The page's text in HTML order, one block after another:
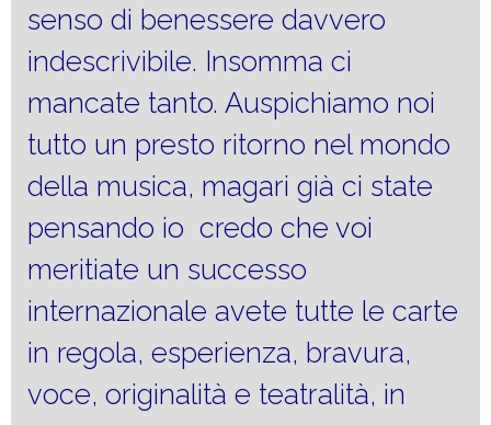
senso di benessere davvero
indescrivibile. Insomma ci
mancate tanto. Auspichiamo noi
tutto un presto ritorno nel mondo
della musica, magari già ci state
pensando io credo che voi
meritiate un successo
internazionale avete tutte le carte
in regola, esperienza, bravura,
voce, originalità e teatralità, in